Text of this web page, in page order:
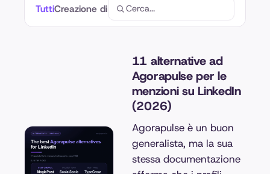
TuttiCreazione di contenutiOttimizzazione del profilo
11 alternative ad
Agorapulse per le
menzioni su LinkedIn
(2026)
Agorapulse è un buon
generalista, ma la sua
stessa documentazione